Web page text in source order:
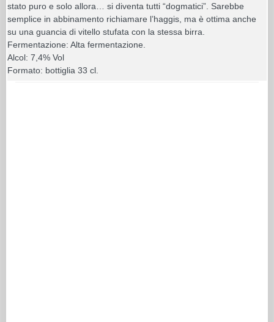
stato puro e solo allora… si diventa tutti “dogmatici”. Sarebbe
semplice in abbinamento richiamare l’haggis, ma è ottima anche
su una guancia di vitello stufata con la stessa birra.
Fermentazione: Alta fermentazione.
Alcol: 7,4% Vol
Formato: bottiglia 33 cl.